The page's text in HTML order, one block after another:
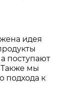
идея
поступают
мы
подхода к